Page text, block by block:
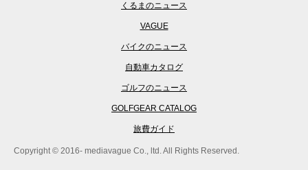
くるまのニュース
VAGUE
バイクのニュース
自動車カタログ
ゴルフのニュース
GOLFGEAR CATALOG
旅費ガイド
Copyright © 2016- mediavague Co., ltd. All Rights Reserved.